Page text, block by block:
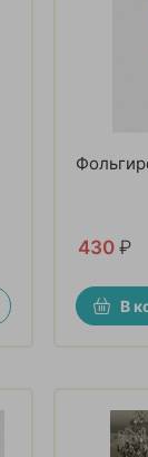
430 ₽
В